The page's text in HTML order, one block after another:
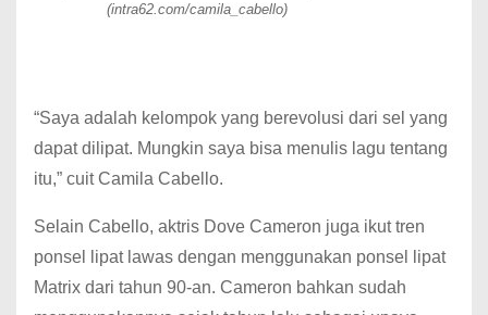
(intra62.com/camila_cabello)
“Saya adalah kelompok yang berevolusi dari sel yang
dapat dilipat. Mungkin saya bisa menulis lagu tentang
itu,” cuit Camila Cabello.
Selain Cabello, aktris Dove Cameron juga ikut tren
ponsel lipat lawas dengan menggunakan ponsel lipat
Matrix dari tahun 90-an. Cameron bahkan sudah